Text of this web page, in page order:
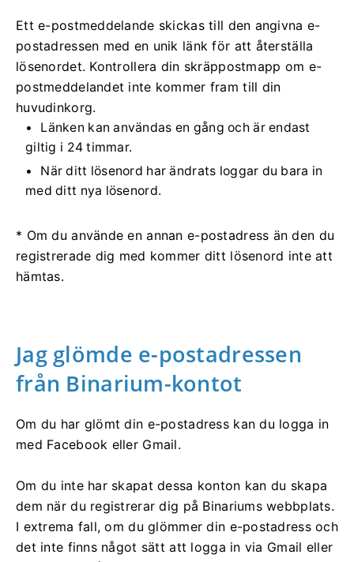
Ett e-postmeddelande skickas till den angivna e-
postadressen med en unik länk för att återställa
lösenordet. Kontrollera din skräppostmapp om e-
postmeddelandet inte kommer fram till din
huvudinkorg.
Länken kan användas en gång och är endast
giltig i 24 timmar.
När ditt lösenord har ändrats loggar du bara in
med ditt nya lösenord.
* Om du använde en annan e-postadress än den du
registrerade dig med kommer ditt lösenord inte att
hämtas.
Jag glömde e-postadressen
från Binarium-kontot
Om du har glömt din e-postadress kan du logga in
med Facebook eller Gmail.
Om du inte har skapat dessa konton kan du skapa
dem när du registrerar dig på Binariums webbplats.
I extrema fall, om du glömmer din e-postadress och
det inte finns något sätt att logga in via Gmail eller